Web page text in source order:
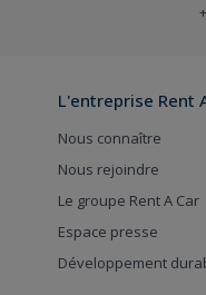
L'entreprise Rent
Nous connaître
Nous rejoindre
Le groupe Rent A Car
Espace presse
Développement